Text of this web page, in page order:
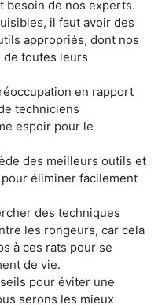
besoin de nos experts.
il faut avoir des
appropriés, dont nos
toutes leurs
en rapport
techniciens
espoir pour le
des meilleurs outils et
éliminer facilement
des techniques
les rongeurs, car cela
à ces rats pour se
de vie.
pour éviter une
serons les mieux